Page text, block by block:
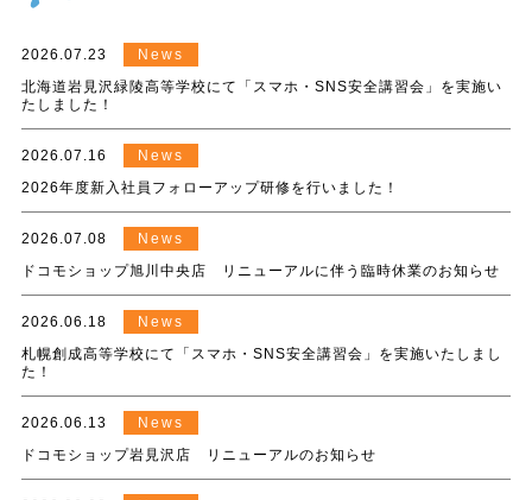
2026.07.23
News
北海道岩見沢緑陵高等学校にて「スマホ・SNS安全講習会」を実施い
たしました！
2026.07.16
News
2026年度新入社員フォローアップ研修を行いました！
2026.07.08
News
ドコモショップ旭川中央店 リニューアルに伴う臨時休業のお知らせ
2026.06.18
News
札幌創成高等学校にて「スマホ・SNS安全講習会」を実施いたしまし
た！
2026.06.13
News
ドコモショップ岩見沢店 リニューアルのお知らせ